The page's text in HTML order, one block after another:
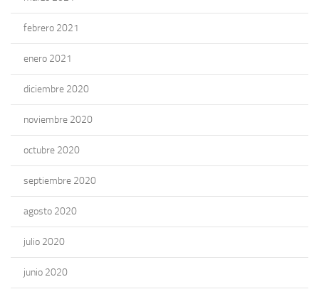
febrero 2021
enero 2021
diciembre 2020
noviembre 2020
octubre 2020
septiembre 2020
agosto 2020
julio 2020
junio 2020